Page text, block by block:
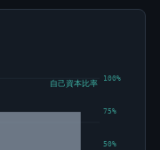
50%
75%
100%
自己資本比率